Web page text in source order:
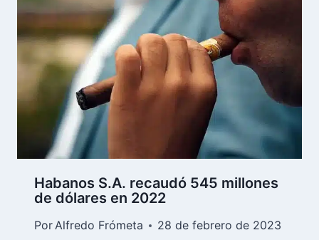
Habanos S.A. recaudó 545 millones
de dólares en 2022
PorAlfredo Frómeta 28 de febrero de 2023